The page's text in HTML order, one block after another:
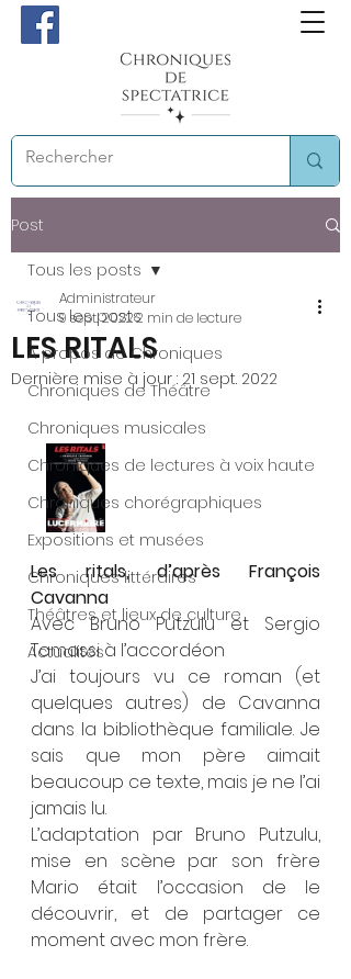
Post
Tous les posts
A propos de Chroniques
Chroniques de Théâtre
Chroniques musicales
Chroniques de lectures à voix haute
Chroniques chorégraphiques
Expositions et musées
Chroniques littéraires
Théâtres et lieux de culture
Actualités
Tous les posts
LES RITALS
Administrateur
9 sept. 20222 min de lecture
Dernière mise à jour : 21 sept. 2022
Les ritals, d’après François
Cavanna
Avec Bruno Putzulu et Sergio
Tomassi à l’accordéon
J’ai toujours vu ce roman (et
quelques autres) de Cavanna
dans la bibliothèque familiale. Je
sais que mon père aimait
beaucoup ce texte, mais je ne l’ai
jamais lu.
L’adaptation par Bruno Putzulu,
mise en scène par son frère
Mario était l’occasion de le
découvrir, et de partager ce
moment avec mon frère.